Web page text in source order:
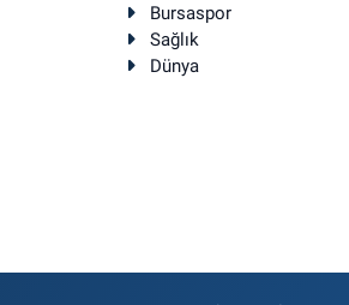
Bursaspor
Sağlık
Dünya